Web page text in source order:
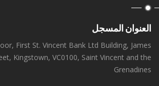
العنوان المسجل
First St. Vincent Bank Ltd Building, James
Kingstown, VC0100, Saint Vincent and the
Grenadines